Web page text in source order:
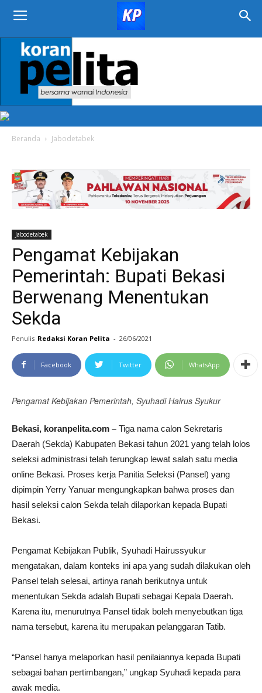
KORAN
PELITA
Beranda Jabodetabek
Jabodetabek
Pengamat Kebijakan
Pemerintah: Bupati Bekasi
Berwenang Menentukan
Sekda
Penulis Redaksi Koran Pelita - 26/06/2021
Facebook Twitter WhatsApp
Pengamat Kebijakan Pemerintah, Syuhadi Hairus Syukur
Bekasi, koranpelita.com – Tiga nama calon Sekretaris
Daerah (Sekda) Kabupaten Bekasi tahun 2021 yang telah lolos
seleksi administrasi telah terungkap lewat salah satu media
online Bekasi. Proses kerja Panitia Seleksi (Pansel) yang
dipimpin Yerry Yanuar mengungkapkan bahwa proses dan
hasil seleksi calon Sekda telah dilaporkan kepada Bupati
Bekasi.
Pengamat Kebijakan Publik, Syuhadi Hairussyukur
mengatakan, dalam konteks ini apa yang sudah dilakukan oleh
Pansel telah selesai, artinya ranah berikutnya untuk
menentukan Sekda adalah Bupati sebagai Kepala Daerah.
Karena itu, menurutnya Pansel tidak boleh menyebutkan tiga
nama tersebut, karena itu merupakan pelanggaran Tatib.
“Pansel hanya melaporkan hasil penilaiannya kepada Bupati
sebagai bahan pertimbangan,” ungkap Syuhadi kepada para
awak media.